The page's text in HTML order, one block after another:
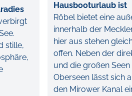
stille,
Hausbooturlaub ist
Röbel bietet eine
innerhalb der
hier aus stehen
offen. Neben der
und die großen
Oberseen lässt sich
den Mirower Kanal